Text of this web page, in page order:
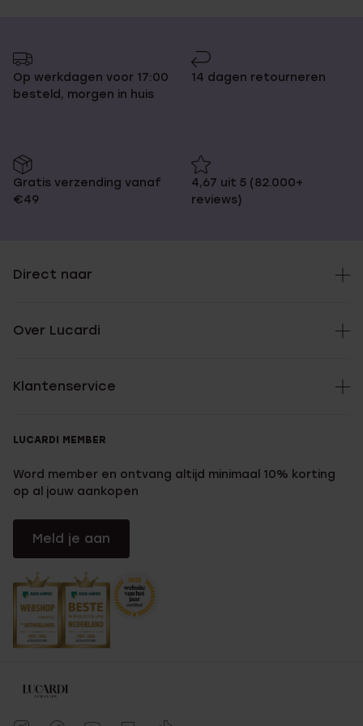
Op werkdagen voor 17:00
besteld, morgen in huis
14 dagen retourneren
Gratis verzending vanaf
€49
4,67 uit 5 (82.000+
reviews)
Direct naar
Over Lucardi
Klantenservice
LUCARDI MEMBER
Word member en ontvang altijd minimaal 10% korting
op al jouw aankopen
Meld je aan